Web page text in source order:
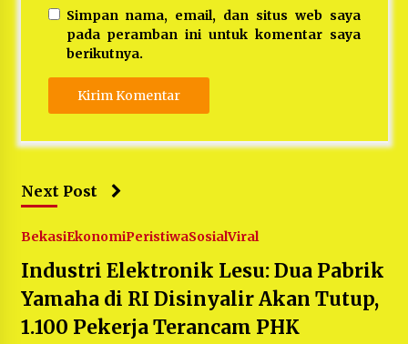
Simpan nama, email, dan situs web saya
pada peramban ini untuk komentar saya
berikutnya.
Next Post
BekasiEkonomiPeristiwaSosialViral
Industri Elektronik Lesu: Dua Pabrik
Yamaha di RI Disinyalir Akan Tutup,
1.100 Pekerja Terancam PHK